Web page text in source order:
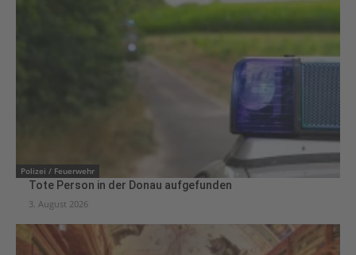
Polizei / Feuerwehr
Tote Person in der Donau aufgefunden
3. August 2026